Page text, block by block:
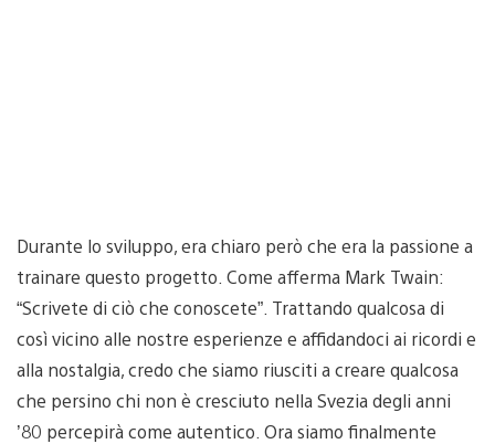
Durante lo sviluppo, era chiaro però che era la passione a
trainare questo progetto. Come afferma Mark Twain:
“Scrivete di ciò che conoscete”. Trattando qualcosa di
così vicino alle nostre esperienze e affidandoci ai ricordi e
alla nostalgia, credo che siamo riusciti a creare qualcosa
che persino chi non è cresciuto nella Svezia degli anni
’80 percepirà come autentico. Ora siamo finalmente